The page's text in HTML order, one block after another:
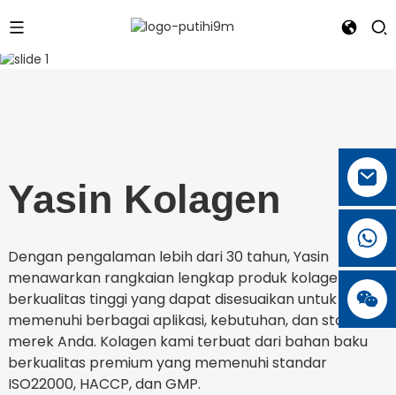
Yasin Kolagen
Dengan pengalaman lebih dari 30 tahun, Yasin
menawarkan rangkaian lengkap produk kolagen
berkualitas tinggi yang dapat disesuaikan untuk
memenuhi berbagai aplikasi, kebutuhan, dan standar
merek Anda. Kolagen kami terbuat dari bahan baku
berkualitas premium yang memenuhi standar
ISO22000, HACCP, dan GMP.